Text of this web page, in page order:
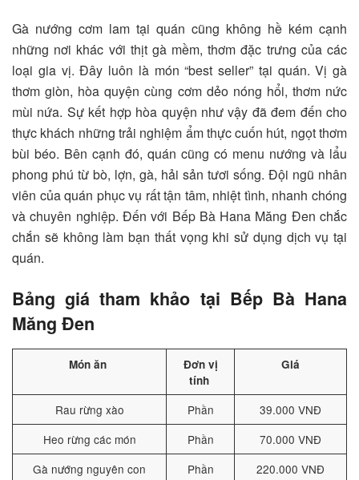
Gà nướng cơm lam tại quán cũng không hề kém cạnh
những nơi khác với thịt gà mềm, thơm đặc trưng của các
loại gia vị. Đây luôn là món “best seller” tại quán. Vị gà
thơm giòn, hòa quyện cùng cơm dẻo nóng hổi, thơm nức
mùi nứa. Sự kết hợp hòa quyện như vậy đã đem đến cho
thực khách những trải nghiệm ẩm thực cuốn hút, ngọt thơm
bùi béo. Bên cạnh đó, quán cũng có menu nướng và lẩu
phong phú từ bò, lợn, gà, hải sản tươi sống. Đội ngũ nhân
viên của quán phục vụ rất tận tâm, nhiệt tình, nhanh chóng
và chuyên nghiệp. Đến với Bếp Bà Hana Măng Đen chắc
chắn sẽ không làm bạn thất vọng khi sử dụng dịch vụ tại
quán.
Bảng giá tham khảo tại Bếp Bà Hana
Măng Đen
Món ăn
Đơn vị
tính
Giá
Rau rừng xào Phần
39.000 VNĐ
Heo rừng các món
Phần
70.000 VNĐ
Gà nướng nguyên con
Phần
220.000 VNĐ